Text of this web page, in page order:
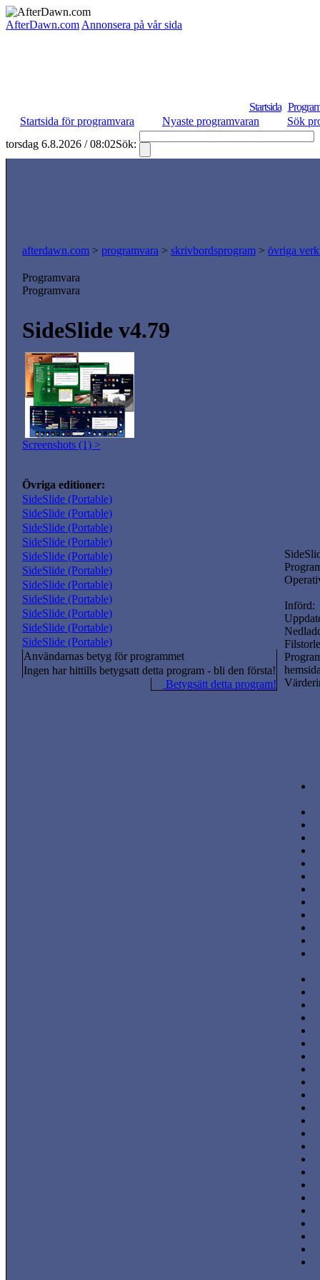
AfterDawn.com Annonsera på vår sida
Startsida
Startsida för programvara
Nyaste programvaran
Sök
torsdag 6.8.2026 / 08:02Sök:
afterdawn.com > programvara > skrivbordsprogram > övriga
Programvara
Programvara
SideSlide v4.79
Screenshots (1) >
Övriga editioner:
SideSlide (Portable)
SideSlide (Portable)
SideSlide (Portable)
SideSlide (Portable)
SideSlide (Portable)
SideSlide (Portable)
SideSlide (Portable)
SideSlide (Portable)
SideSlide (Portable)
SideSlide (Portable)
SideSlide (Portable)
Införd:
Användarnas betyg för programmet
Ingen har hittills betygsatt detta program - bli den första!
Betygsätt detta program!